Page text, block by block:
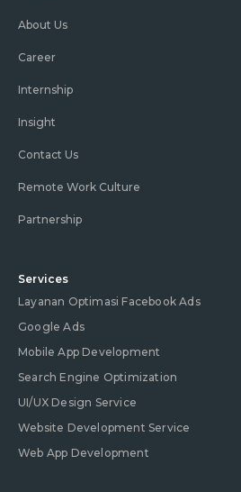
About Us
Career
Internship
Insight
Contact Us
Remote Work Culture
Partnership
Services
Layanan Optimasi Facebook Ads
Google Ads
Mobile App Development
Search Engine Optimization
UI/UX Design Service
Website Development Service
Web App Development